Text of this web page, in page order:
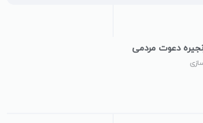
دعوت مردمی